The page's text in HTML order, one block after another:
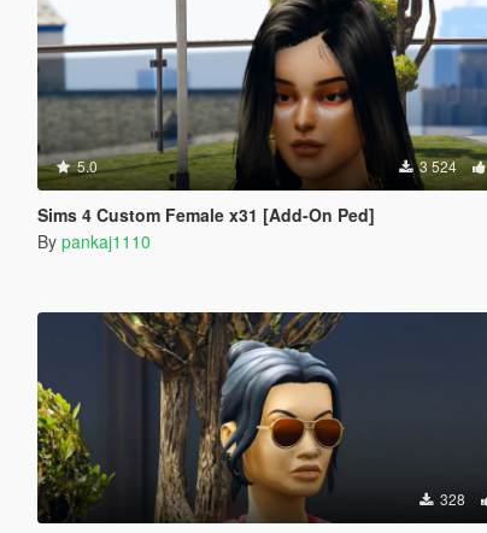
5.0 3 524
Sims 4 Custom Female x31 [Add-On Ped]
By pankaj1110
328